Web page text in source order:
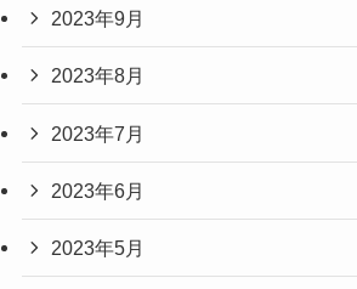
2023年9月
2023年8月
2023年7月
2023年6月
2023年5月